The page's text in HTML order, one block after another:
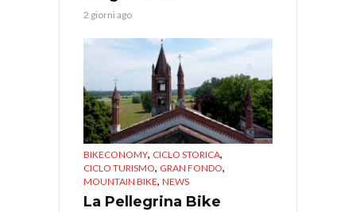
2 giorni ago
BIKECONOMY, CICLO STORICA,
CICLO TURISMO, GRAN FONDO,
MOUNTAIN BIKE, NEWS
La Pellegrina Bike